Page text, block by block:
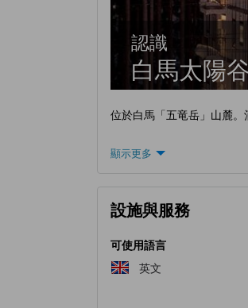
認識
白馬太陽
位於白馬「五竜岳」山麓。
顯示更多
設施與服務
可使用語言
英文